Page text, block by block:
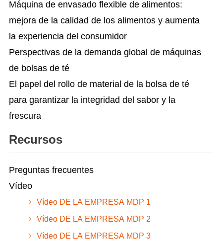
Máquina de envasado flexible de alimentos:
mejora de la calidad de los alimentos y aumenta
la experiencia del consumidor
Perspectivas de la demanda global de máquinas
de bolsas de té
El papel del rollo de material de la bolsa de té
para garantizar la integridad del sabor y la
frescura
Recursos
Preguntas frecuentes
Vídeo
Vídeo DE LA EMPRESA MDP 1
Vídeo DE LA EMPRESA MDP 2
Vídeo DE LA EMPRESA MDP 3